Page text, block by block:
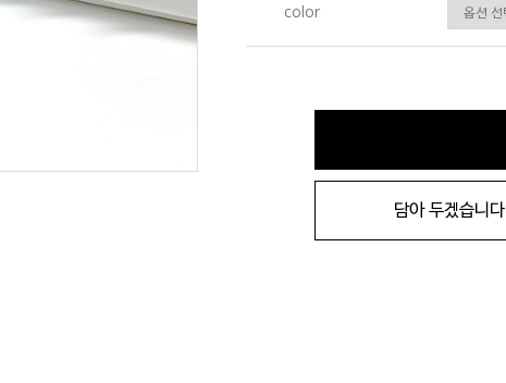
color
담아 두겠습니다